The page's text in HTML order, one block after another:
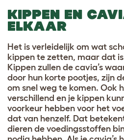
KIPPEN EN
ELKAAR
Het is verleidelijk om wat
kippen te zetten, maar dat
Kippen zullen de cavia’s
door hun korte pootjes, zijn
om snel weg te komen. Ook
verschillend en je kippen
voorkeur hebben voor het
dat van henzelf. Dat
dieren de voedingsstoffen